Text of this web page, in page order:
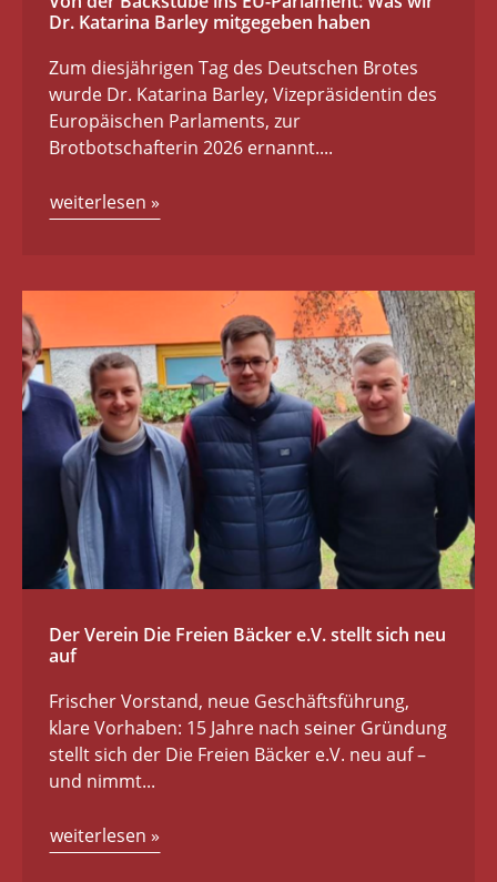
Dr. Katarina Barley mitgegeben haben
Zum diesjährigen Tag des Deutschen Brotes
wurde Dr. Katarina Barley, Vizepräsidentin des
Europäischen Parlaments, zur
Brotbotschafterin 2026 ernannt....
weiterlesen »
Der Verein Die Freien Bäcker e.V. stellt sich neu
auf
Frischer Vorstand, neue Geschäftsführung,
klare Vorhaben: 15 Jahre nach seiner Gründung
stellt sich der Die Freien Bäcker e.V. neu auf –
und nimmt...
weiterlesen »